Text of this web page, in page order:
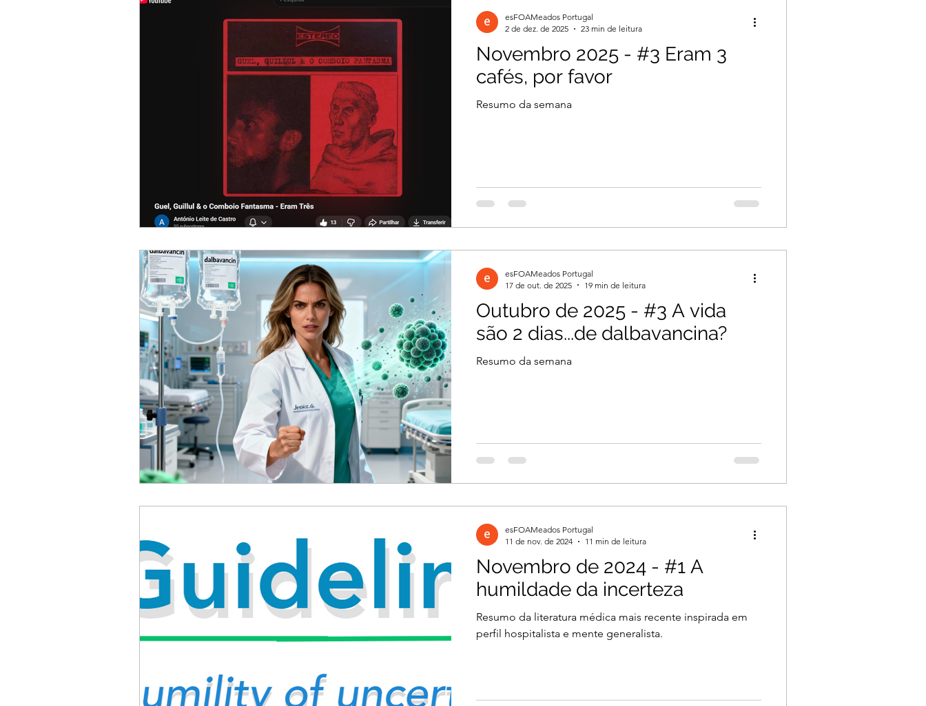
Novembro 2025 - #3 Eram 3
cafés, por favor
Resumo da semana
esFOAMeados Portugal
2 de dez. de 2025
23 min de leitura
Outubro de 2025 - #3 A vida
são 2 dias...de dalbavancina?
Resumo da semana
esFOAMeados Portugal
17 de out. de 2025
19 min de leitura
Novembro de 2024 - #1 A
humildade da incerteza
Resumo da literatura médica mais recente inspirada em
perfil hospitalista e mente generalista.
esFOAMeados Portugal
11 de nov. de 2024
11 min de leitura